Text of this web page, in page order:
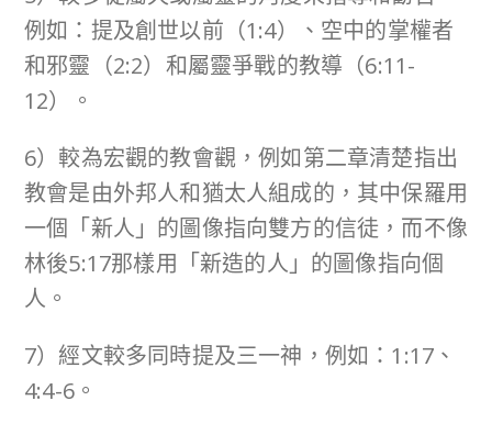
例如：提及創世以前（1:4）、空中的掌權者
和邪靈（2:2）和屬靈爭戰的教導（6:11-
12）。
6）較為宏觀的教會觀，例如第二章清楚指出
教會是由外邦人和猶太人組成的，其中保羅用
一個「新人」的圖像指向雙方的信徒，而不像
林後5:17那樣用「新造的人」的圖像指向個
人。
7）經文較多同時提及三一神，例如：1:17、
4:4-6。